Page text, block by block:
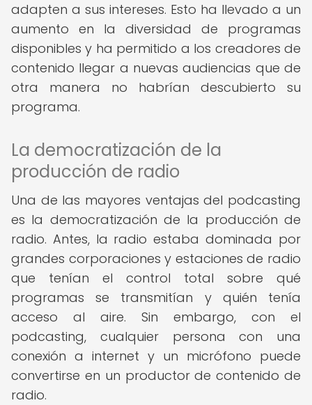
adapten a sus intereses. Esto ha llevado a un
aumento en la diversidad de programas
disponibles y ha permitido a los creadores de
contenido llegar a nuevas audiencias que de
otra manera no habrían descubierto su
programa.
La democratización de la
producción de radio
Una de las mayores ventajas del podcasting
es la democratización de la producción de
radio. Antes, la radio estaba dominada por
grandes corporaciones y estaciones de radio
que tenían el control total sobre qué
programas se transmitían y quién tenía
acceso al aire. Sin embargo, con el
podcasting, cualquier persona con una
conexión a internet y un micrófono puede
convertirse en un productor de contenido de
radio.